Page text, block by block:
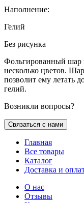
Наполнение:
Гелий
Без рисунка
Фольгированный шар
несколько цветов.
позволит ему летать
гелий.
Возникли вопросы?
Связаться с нами
Главная
Все товары
Каталог
Доставка и
О нас
Отзывы